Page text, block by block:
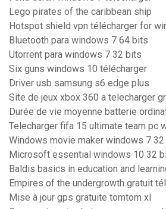
Lego pirates of the caribbean ship
Hotspot shield vpn télécharger for
Bluetooth para windows 7 64 bits
Utorrent para windows 7 32 bits
Six guns windows 10 télécharger
Driver usb samsung s6 edge plus
Site de jeux xbox 360 a telecharger
Durée de vie moyenne batterie
Telecharger fifa 15 ultimate team pc
Windows movie maker windows 7 32
Microsoft essential windows 10 32
Baldis basics in education and
Empires of the undergrowth gratuit
Mise à jour gps gratuite tomtom xl